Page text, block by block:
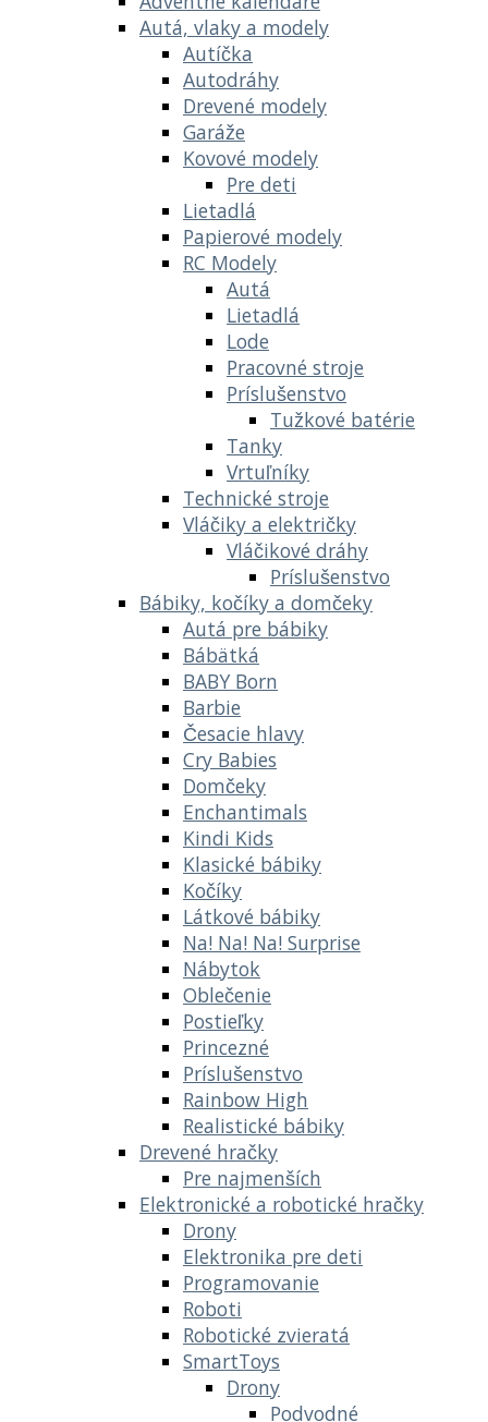
Autá, vlaky a modely
Autíčka
Autodráhy
Drevené modely
Garáže
Kovové modely
Pre deti
Lietadlá
Papierové modely
RC Modely
Autá
Lietadlá
Lode
Pracovné stroje
Príslušenstvo
Tužkové batérie
Tanky
Vrtuľníky
Technické stroje
Vláčiky a električky
Vláčikové dráhy
Príslušenstvo
Bábiky, kočíky a domčeky
Autá pre bábiky
Bábätká
BABY Born
Barbie
Česacie hlavy
Cry Babies
Domčeky
Enchantimals
Kindi Kids
Klasické bábiky
Kočíky
Látkové bábiky
Na! Na! Na! Surprise
Nábytok
Oblečenie
Postieľky
Princezné
Príslušenstvo
Rainbow High
Realistické bábiky
Drevené hračky
Pre najmenších
Elektronické a robotické hračky
Drony
Elektronika pre deti
Programovanie
Roboti
Robotické zvieratá
SmartToys
Drony
Podvodné